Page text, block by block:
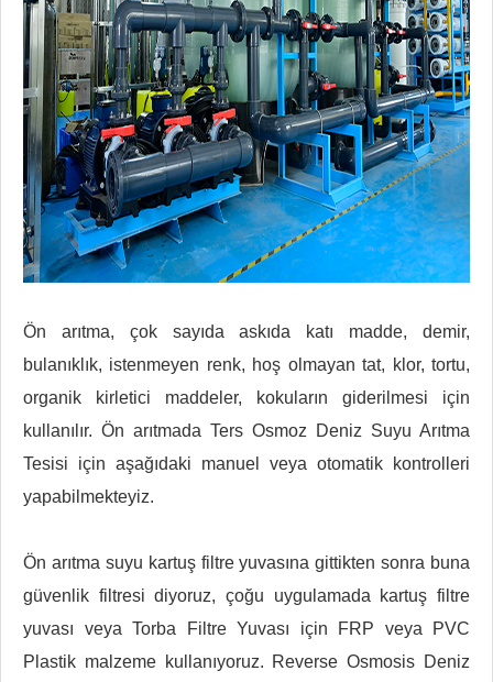
Ön arıtma, çok sayıda askıda katı madde, demir,
bulanıklık, istenmeyen renk, hoş olmayan tat, klor, tortu,
organik kirletici maddeler, kokuların giderilmesi için
kullanılır. Ön arıtmada Ters Osmoz Deniz Suyu Arıtma
Tesisi için aşağıdaki manuel veya otomatik kontrolleri
yapabilmekteyiz.
Ön arıtma suyu kartuş filtre yuvasına gittikten sonra buna
güvenlik filtresi diyoruz, çoğu uygulamada kartuş filtre
yuvası veya Torba Filtre Yuvası için FRP veya PVC
Plastik malzeme kullanıyoruz. Reverse Osmosis Deniz